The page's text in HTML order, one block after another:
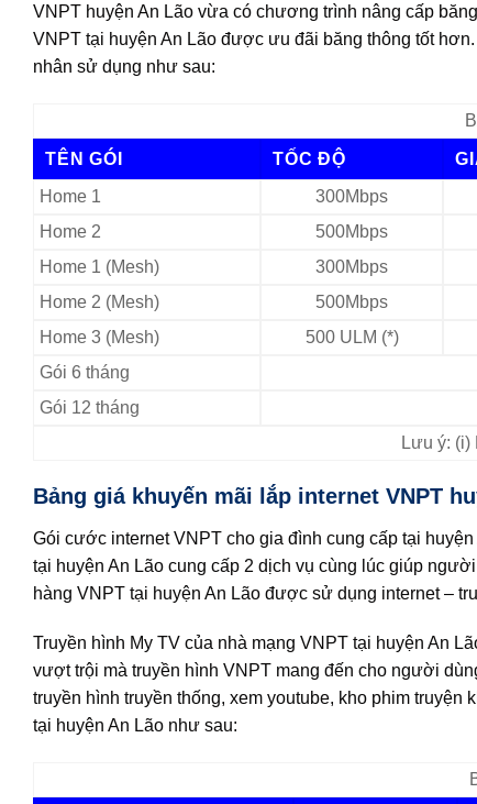
VNPT huyện An Lão vừa có chương trình nâng cấp
VNPT tại huyện An Lão được ưu đãi băng thông tốt
nhân sử dụng như sau:
TÊN GÓI TỐC ĐỘ
Home 1
300Mbps
Home 2
500Mbps
Home 1 (Mesh)
300Mbps
Home 2 (Mesh)
500Mbps
Home 3 (Mesh)
500 ULM (*)
Gói 6 tháng
Gói 12 tháng
Lưu ý: (i)
Bảng giá khuyến mãi lắp internet VNPT
Gói cước internet VNPT cho gia đình cung cấp tại
tại huyện An Lão cung cấp 2 dịch vụ cùng lúc giúp
hàng VNPT tại huyện An Lão được sử dụng internet –
Truyền hình My TV của nhà mạng VNPT tại huyện An
vượt trội mà truyền hình VNPT mang đến cho người
truyền hình truyền thống, xem youtube, kho phim
tại huyện An Lão như sau: